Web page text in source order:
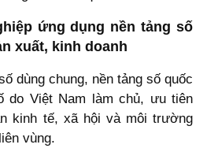
ứng dụng nền tảng số
xuất, kinh doanh
dùng chung, nền tảng số quốc
do Việt Nam làm chủ, ưu tiên
kinh tế, xã hội và môi trường
vùng.